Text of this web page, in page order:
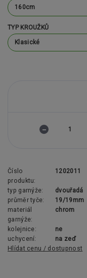
TYP KROUŽKŮ
Číslo
produktu:
1202011
typ garnýže:
dvouřadá
průměr tyče:
19/19mm
materiál
garnýže:
chrom
kolejnice:
ne
uchycení:
na zeď
Hlídat cenu / dostupnost